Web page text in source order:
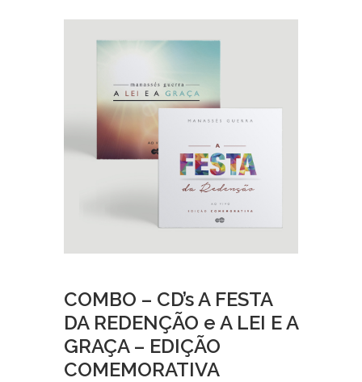
COMBO – CD’s A FESTA
DA REDENÇÃO e A LEI E A
GRAÇA – EDIÇÃO
COMEMORATIVA